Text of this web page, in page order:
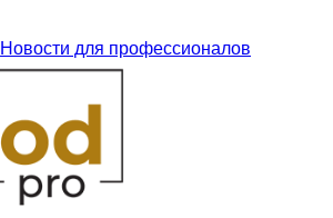
Новости для профессионалов